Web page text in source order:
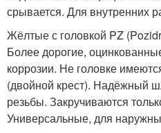
срывается. Для внутренних
Жёлтые с головкой PZ
Более дорогие,
коррозии. Не головке
(двойной крест). Надёжный
резьбы. Закручиваются
Универсальные, для